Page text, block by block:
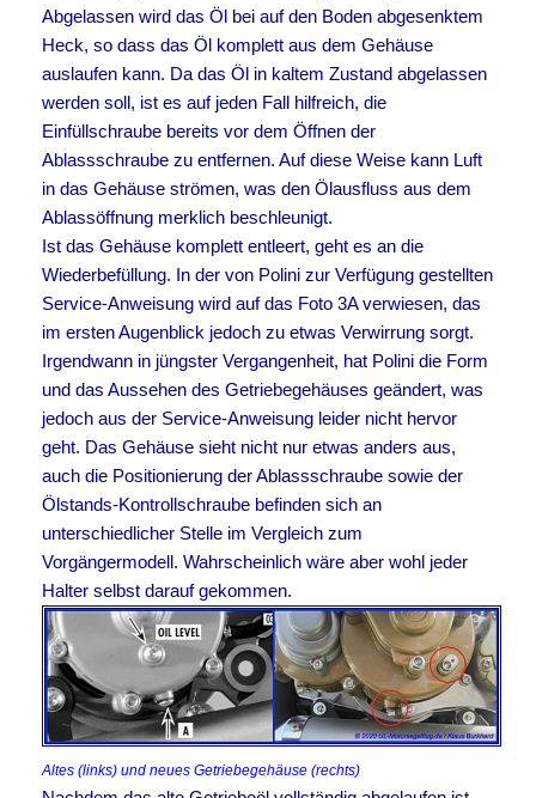
Abgelassen wird das Öl bei auf den Boden abgesenktem
Heck, so dass das Öl komplett aus dem Gehäuse
auslaufen kann. Da das Öl in kaltem Zustand abgelassen
werden soll, ist es auf jeden Fall hilfreich, die
Einfüllschraube bereits vor dem Öffnen der
Ablassschraube zu entfernen. Auf diese Weise kann Luft
in das Gehäuse strömen, was den Ölausfluss aus dem
Ablassöffnung merklich beschleunigt.
Ist das Gehäuse komplett entleert, geht es an die
Wiederbefüllung. In der von Polini zur Verfügung gestellten
Service-Anweisung wird auf das Foto 3A verwiesen, das
im ersten Augenblick jedoch zu etwas Verwirrung sorgt.
Irgendwann in jüngster Vergangenheit, hat Polini die Form
und das Aussehen des Getriebegehäuses geändert, was
jedoch aus der Service-Anweisung leider nicht hervor
geht. Das Gehäuse sieht nicht nur etwas anders aus,
auch die Positionierung der Ablassschraube sowie der
Ölstands-Kontrollschraube befinden sich an
unterschiedlicher Stelle im Vergleich zum
Vorgängermodell. Wahrscheinlich wäre aber wohl jeder
Halter selbst darauf gekommen.
Altes (links) und neues Getriebegehäuse (rechts)